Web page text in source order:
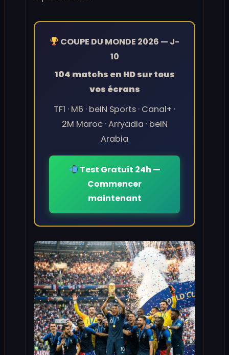
COUPE DU MONDE 2026 — J-
10
104 matchs en HD sur tous
vos écrans
TF1 · M6 · beIN Sports · Canal+ ·
2M Maroc · Arryadia · beIN
Arabia
Test Gratuit 24h —
Commencer
maintenant